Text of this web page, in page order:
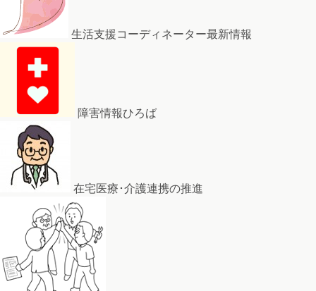
生活支援コーディネーター最新情報
障害情報ひろば
在宅医療･介護連携の推進